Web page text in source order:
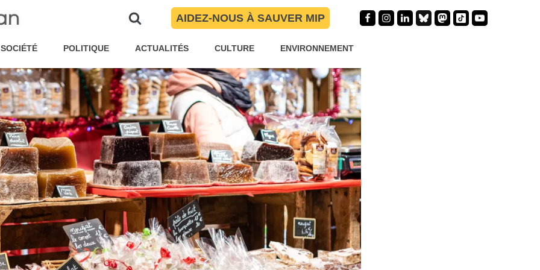
AIDEZ-NOUS À SAUVER MIP
SOCIÉTÉ POLITIQUE ACTUALITÉS CULTURE ENVIRONNEMENT
?
Pauline Garnier Société